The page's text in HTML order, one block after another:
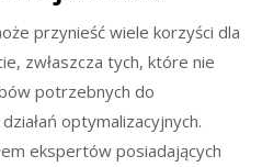
przynieść wiele korzyści dla
zwłaszcza tych, które nie
potrzebnych do
optymalizacyjnych.
ekspertów posiadających